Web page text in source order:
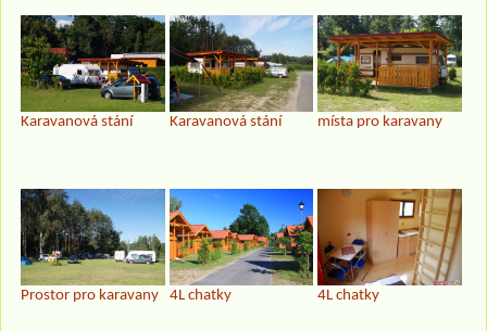
Karavanová stání Karavanová stání místa pro karavany
Prostor pro karavany 4L chatky 4L chatky